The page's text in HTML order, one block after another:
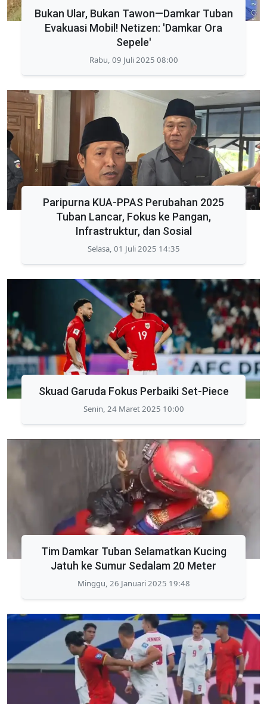
Bukan Ular, Bukan Tawon—Damkar Tuban
Evakuasi Mobil! Netizen: 'Damkar Ora
Sepele'
Rabu, 09 Juli 2025 08:00
Paripurna KUA-PPAS Perubahan 2025
Tuban Lancar, Fokus ke Pangan,
Infrastruktur, dan Sosial
Selasa, 01 Juli 2025 14:35
Skuad Garuda Fokus Perbaiki Set-Piece
Senin, 24 Maret 2025 10:00
Tim Damkar Tuban Selamatkan Kucing
Jatuh ke Sumur Sedalam 20 Meter
Minggu, 26 Januari 2025 19:48